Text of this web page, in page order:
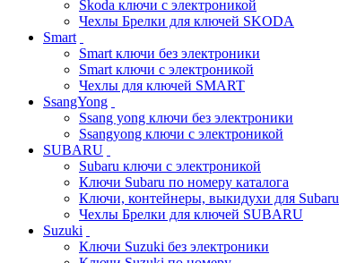
Skoda ключи с электроникой
Чехлы Брелки для ключей SKODA
Smart
Smart ключи без электроники
Smart ключи с электроникой
Чехлы для ключей SMART
SsangYong
Ssang yong ключи без электроники
Ssangyong ключи с электроникой
SUBARU
Subaru ключи с электроникой
Ключи Subaru по номеру каталога
Ключи, контейнеры, выкидухи для Subaru
Чехлы Брелки для ключей SUBARU
Suzuki
Ключи Suzuki без электроники